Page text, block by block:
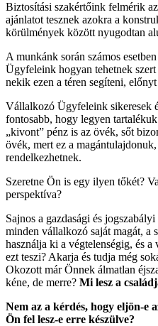
Biztosítási szakértőink felmérik
ajánlatot tesznek azokra a
körülmények között nyugodtan
A munkánk során számos
Ügyfeleink hogyan tehetnek szert
nekik ezen a téren segíteni,
Vállalkozó Ügyfeleink sikeresek
fontosabb, hogy legyen
„kivont” pénz is az övék, sőt
övék, mert ez a
rendelkezhetnek.
Szeretne Ön is egy ilyen tőkét?
perspektíva?
Sajnos a gazdasági és
minden vállalkozó saját magát, a
használja ki a végtelenségig, és
ezt teszi? Akarja és tudja még
Okozott már Önnek álmatlan
kéne, de merre? Mi lesz a
Nem az a kérdés, hogy eljön-e
Ön fel lesz-e erre készülve?